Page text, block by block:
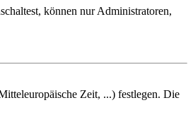
können nur Administratoren,
Zeit, ...) festlegen. Die